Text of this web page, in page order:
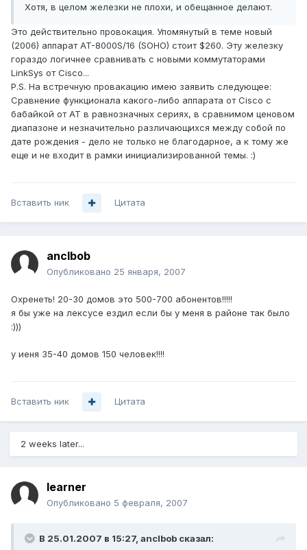
Хотя, в целом железки не плохи, и обещанное делают.
Это действительно провокация. Упомянутый в теме новый
(2006) аппарат AT-8000S/16 (SOHO) стоит $260. Эту железку
гораздо логичнее сравнивать с новыми коммутаторами
LinkSys от Cisco...
P.S. На встречную провакацию имею заявить следующее:
Сравнение функционала какого-либо аппарата от Cisco с
бабайкой от AT в равнозначных сериях, в сравнимом ценовом
диапазоне и незначительно различающихся между собой по
дате рождения - дело не только не благодарное, а к тому же
еще и не входит в рамки инициализированной темы. :)
Вставить ник Цитата
anclbob
Опубликовано 25 января, 2007
Охренеть! 20-30 домов это 500-700 абонентов!!!!!
я бы уже на лексусе ездил если бы у меня в районе так было
:)))
у иеня 35-40 домов 150 человек!!!!
Вставить ник Цитата
2 weeks later...
learner
Опубликовано 5 февраля, 2007
В 25.01.2007 в 15:27, anclbob сказал: